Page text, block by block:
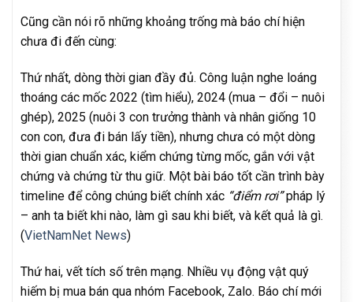
Cũng cần nói rõ những khoảng trống mà báo chí hiện
chưa đi đến cùng:
Thứ nhất, dòng thời gian đầy đủ. Công luận nghe loáng
thoáng các mốc 2022 (tìm hiểu), 2024 (mua – đổi – nuôi
ghép), 2025 (nuôi 3 con trưởng thành và nhân giống 10
con con, đưa đi bán lấy tiền), nhưng chưa có một dòng
thời gian chuẩn xác, kiểm chứng từng mốc, gắn với vật
chứng và chứng từ thu giữ. Một bài báo tốt cần trình bày
timeline để công chúng biết chính xác “điểm rơi”pháp lý
– anh ta biết khi nào, làm gì sau khi biết, và kết quả là gì.
(VietNamNet News)
Thứ hai, vết tích số trên mạng. Nhiều vụ động vật quý
hiếm bị mua bán qua nhóm Facebook, Zalo. Báo chí mới